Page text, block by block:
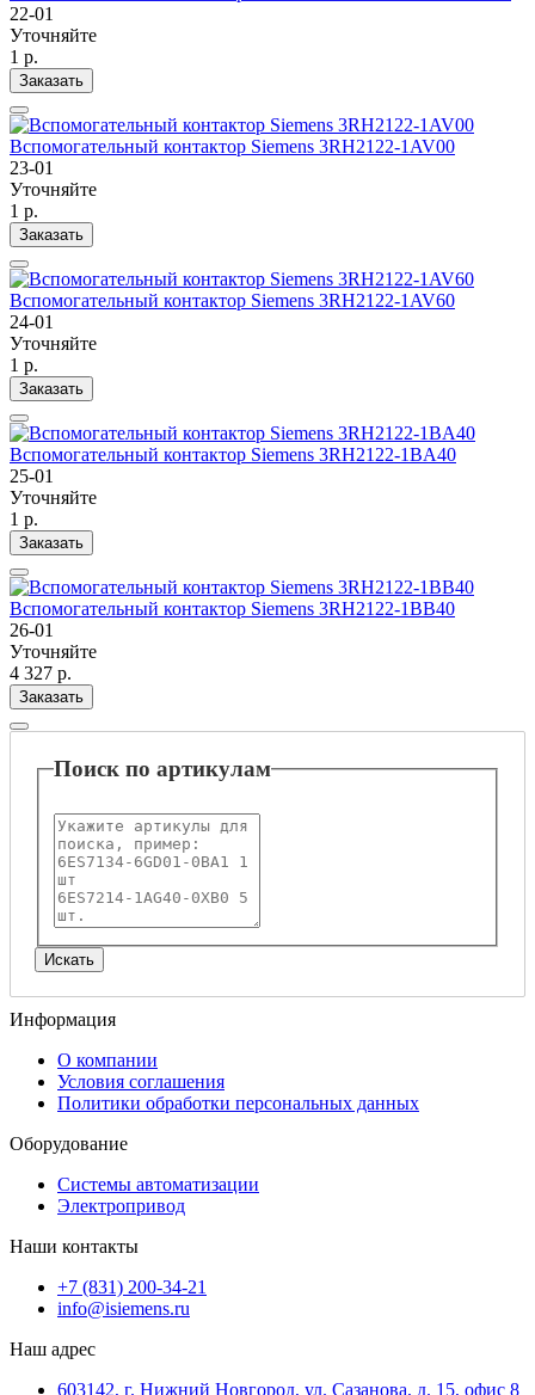
22-01
Уточняйте
1 р.
Заказать
Вспомогательный контактор Siemens 3RH2122-1AV00
23-01
Уточняйте
1 р.
Заказать
Вспомогательный контактор Siemens 3RH2122-1AV60
24-01
Уточняйте
1 р.
Заказать
Вспомогательный контактор Siemens 3RH2122-1BA40
25-01
Уточняйте
1 р.
Заказать
Вспомогательный контактор Siemens 3RH2122-1BB40
26-01
Уточняйте
4 327 р.
Заказать
Поиск по артикулам
Информация
О компании
Условия соглашения
Политики обработки персональных данных
Оборудование
Системы автоматизации
Электропривод
Наши контакты
+7 (831) 200-34-21
info@isiemens.ru
Наш адрес
603142, г. Нижний Новгород, ул. Сазанова, д. 15, офис 8